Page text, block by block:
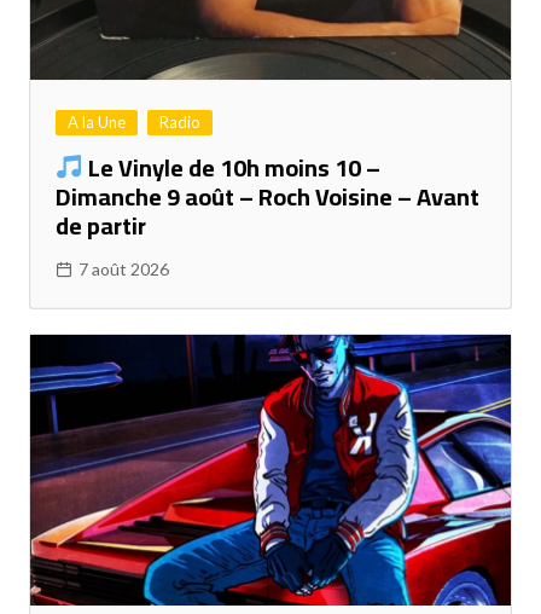
A la Une Radio
Le Vinyle de 10h moins 10 –
Dimanche 9 août – Roch Voisine – Avant
de partir
7 août 2026